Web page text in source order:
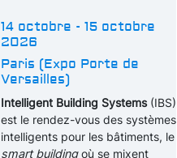
14 octobre - 15 octobre
2026
Paris (Expo Porte de
Versailles)
Intelligent Building Systems(IBS)
est le rendez-vous des systèmes
intelligents pour les bâtiments, le
smart buildingoù se mixent